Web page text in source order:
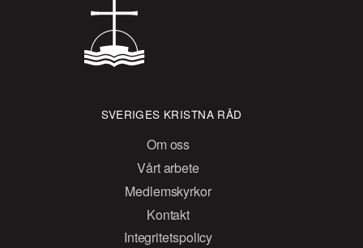
SVERIGES KRISTNA RÅD
Om oss
Vårt arbete
Medlemskyrkor
Kontakt
Integritetspolicy